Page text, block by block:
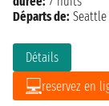
Détails
reservez en
Départs de: Seattle